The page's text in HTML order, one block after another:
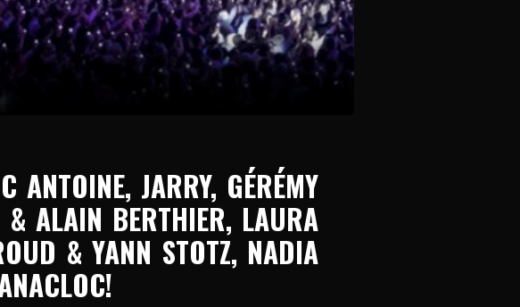
ANTOINE, JARRY, GÉRÉMY
& ALAIN BERTHIER, LAURA
& YANN STOTZ, NADIA